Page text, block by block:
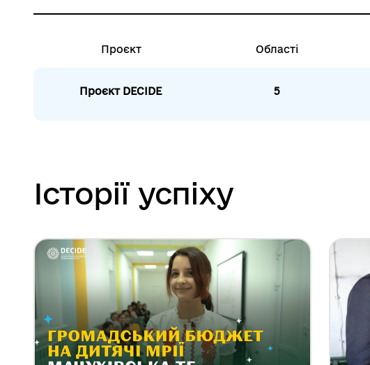
Проєкт Області
Проєкт DECIDE 5
Історії успіху